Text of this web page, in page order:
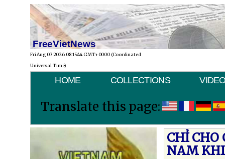
FreeVietNews
Fri Aug 07 2026 08:15:44 GMT+0000 (Coordinated
Universal Time)
HOME COLLECTIONS
Translate this page:
CHỈ CHO
NAM